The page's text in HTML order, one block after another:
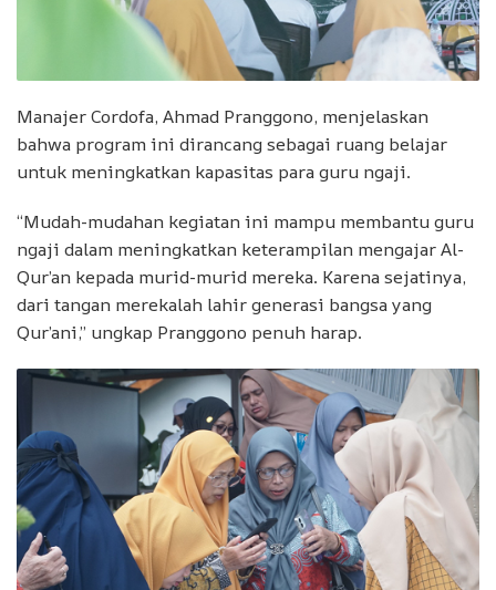
Manajer Cordofa, Ahmad Pranggono, menjelaskan
bahwa program ini dirancang sebagai ruang belajar
untuk meningkatkan kapasitas para guru ngaji.
“Mudah-mudahan kegiatan ini mampu membantu guru
ngaji dalam meningkatkan keterampilan mengajar Al-
Qur’an kepada murid-murid mereka. Karena sejatinya,
dari tangan merekalah lahir generasi bangsa yang
Qur’ani,” ungkap Pranggono penuh harap.